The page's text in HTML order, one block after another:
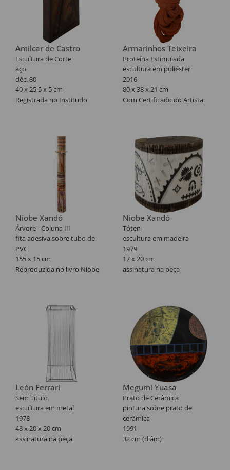
Amilcar de Castro
Escultura de Corte
aço
déc. 80
40 x 25,5 x 5 cm
Registrada no Institudo
Armarinhos Teixeira
Proteína Estimulada
escultura em poliéster
2016
80 x 38 x 21 cm
Com Certificado do Artista.
Niobe Xandó
Árvore - Coluna III
fita adesiva sobre tubo de
PVC
155 x 15 cm
Reproduzida no livro Niobe
subverter a ordem das
Catalogada sob n°
NX06100/1013.
Niobe Xandó
Tóten
escultura em madeira
1979
17 x 20 cm
assinatura na peça
León Ferrari
Sem Título
escultura em metal
1978
48 x 20 x 20 cm
assinatura na peça
Megumi Yuasa
Prato de Cerâmica
pintura sobre prato de
cerâmica
1991
32 cm (diâm)